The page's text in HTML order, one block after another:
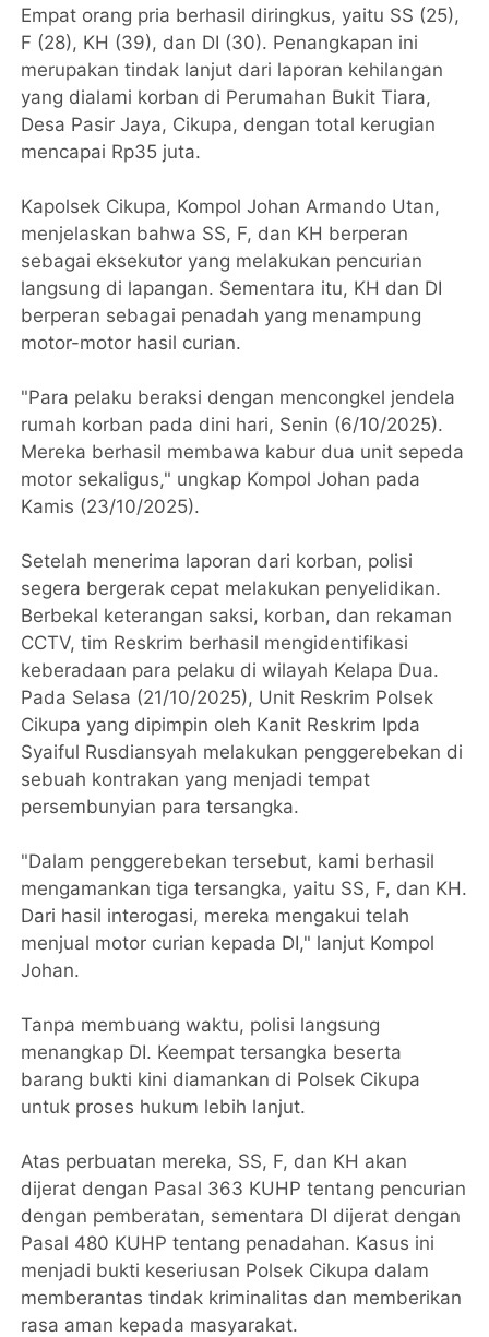
Empat orang pria berhasil diringkus, yaitu SS (25),
F (28), KH (39), dan DI (30). Penangkapan ini
merupakan tindak lanjut dari laporan kehilangan
yang dialami korban di Perumahan Bukit Tiara,
Desa Pasir Jaya, Cikupa, dengan total kerugian
mencapai Rp35 juta.
Kapolsek Cikupa, Kompol Johan Armando Utan,
menjelaskan bahwa SS, F, dan KH berperan
sebagai eksekutor yang melakukan pencurian
langsung di lapangan. Sementara itu, KH dan DI
berperan sebagai penadah yang menampung
motor-motor hasil curian.
"Para pelaku beraksi dengan mencongkel jendela
rumah korban pada dini hari, Senin (6/10/2025).
Mereka berhasil membawa kabur dua unit sepeda
motor sekaligus," ungkap Kompol Johan pada
Kamis (23/10/2025).
Setelah menerima laporan dari korban, polisi
segera bergerak cepat melakukan penyelidikan.
Berbekal keterangan saksi, korban, dan rekaman
CCTV, tim Reskrim berhasil mengidentifikasi
keberadaan para pelaku di wilayah Kelapa Dua.
Pada Selasa (21/10/2025), Unit Reskrim Polsek
Cikupa yang dipimpin oleh Kanit Reskrim Ipda
Syaiful Rusdiansyah melakukan penggerebekan di
sebuah kontrakan yang menjadi tempat
persembunyian para tersangka.
"Dalam penggerebekan tersebut, kami berhasil
mengamankan tiga tersangka, yaitu SS, F, dan KH.
Dari hasil interogasi, mereka mengakui telah
menjual motor curian kepada DI," lanjut Kompol
Johan.
Tanpa membuang waktu, polisi langsung
menangkap DI. Keempat tersangka beserta
barang bukti kini diamankan di Polsek Cikupa
untuk proses hukum lebih lanjut.
Atas perbuatan mereka, SS, F, dan KH akan
dijerat dengan Pasal 363 KUHP tentang pencurian
dengan pemberatan, sementara DI dijerat dengan
Pasal 480 KUHP tentang penadahan. Kasus ini
menjadi bukti keseriusan Polsek Cikupa dalam
memberantas tindak kriminalitas dan memberikan
rasa aman kepada masyarakat.